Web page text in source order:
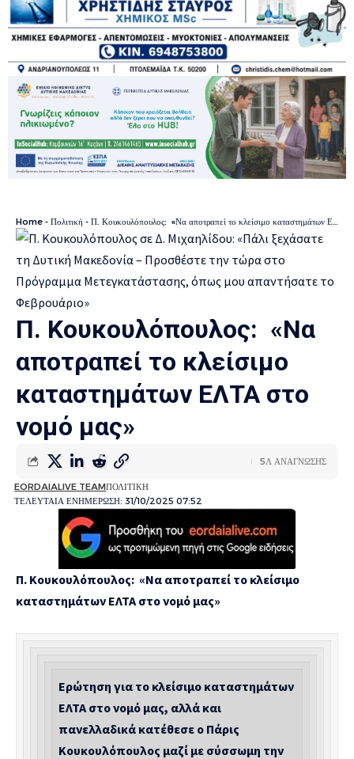
Home - Πολιτική - Π. Κουκουλόπουλος: «Να αποτραπεί το κλείσιμο καταστημάτων ΕΛΤΑ στο νομό μας»
Π. Κουκουλόπουλος: «Να
αποτραπεί το κλείσιμο
καταστημάτων ΕΛΤΑ στο
νομό μας»
ΤΕΛΕΥΤΑΙΑ ΕΝΗΜΕΡΩΣΗ: 31/10/2025 07:52
EORDAIALIVE TEAMΠΟΛΙΤΙΚΗ
5Λ ΑΝΑΓΝΩΣΗΣ
Π. Κουκουλόπουλος: «Να αποτραπεί το κλείσιμο
καταστημάτων ΕΛΤΑ στο νομό μας»
Ερώτηση για το κλείσιμο καταστημάτων
ΕΛΤΑ στο νομό μας, αλλά και
πανελλαδικά κατέθεσε ο Πάρις
Κουκουλόπουλος μαζί με σύσσωμη την